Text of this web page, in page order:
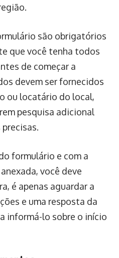
são obrigatórios
que você tenha todos
de começar a
devem ser fornecidos
ou locatário do local,
pesquisa adicional
formulário e com a
você deve
é apenas aguardar a
e uma resposta da
informá-lo sobre o início